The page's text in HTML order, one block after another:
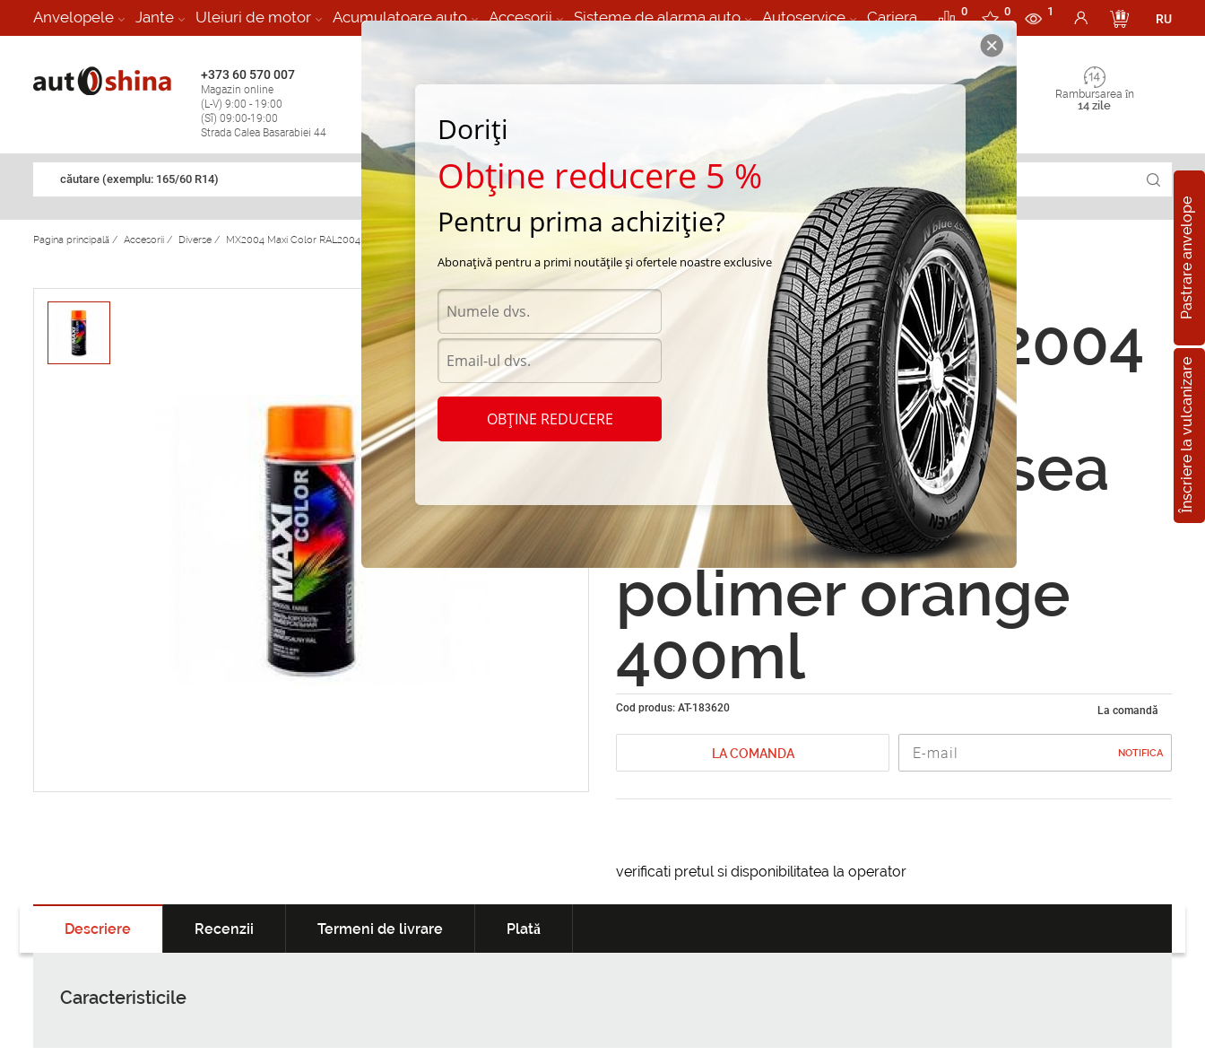
Anvelopele Jante Uleiuri de motor Acumulatoare auto Accesorii Sisteme de alarma auto Autoservice Cariera 0 0 1
RU
+373 60 570 007
Magazin online
(L-V) 9:00 - 19:00
(Sî) 09:00-19:00
Strada Calea Basarabiei 44
Vulcanizare Mobila 24/7 non
Rambursarea în
14 zile
căutare (exemplu: 165/60 R14)
Pastrare anvelope
Înscriere la vulcanizare
Pagina principală / Accesorii / Diverse / MX2004 Maxi Color RAL2004 vopsea pe baza de polimer orange 400ml
Accesorii MX2004
Maxi Color
RAL2004 vopsea
pe baza de
polimer orange
400ml
Cod produs: AT-183620 La comandă
LA COMANDA NOTIFICA
verificati pretul si disponibilitatea la operator
Descriere Recenzii Termeni de livrare Plată
Caracteristicile
Doriți
Obține reducere 5 %
Pentru prima achiziție?
Abonațivă pentru a primi noutățile și ofertele noastre exclusive
OBȚINE REDUCERE